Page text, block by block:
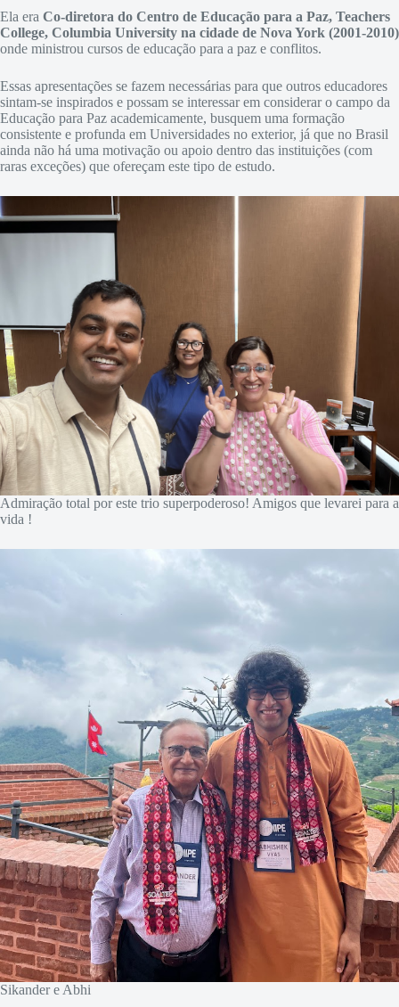
Ela era Co-diretora do Centro de Educação para a Paz, Teachers
College, Columbia University na cidade de Nova York (2001-2010)
onde ministrou cursos de educação para a paz e conflitos.
Essas apresentações se fazem necessárias para que outros educadores
sintam-se inspirados e possam se interessar em considerar o campo da
Educação para Paz academicamente, busquem uma formação
consistente e profunda em Universidades no exterior, já que no Brasil
ainda não há uma motivação ou apoio dentro das instituições (com
raras exceções) que ofereçam este tipo de estudo.
Admiração total por este trio superpoderoso! Amigos que levarei para a
vida !
Sikander e Abhi